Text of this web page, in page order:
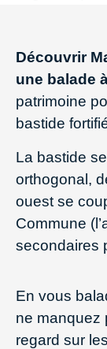
Découvrir
une balade
patrimoine
bastide
La bastide
orthogonal,
ouest se
Commune
secondaires
En vous
ne manquez
regard sur les